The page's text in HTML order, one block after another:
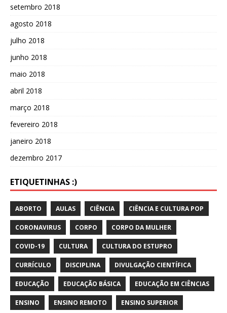
setembro 2018
agosto 2018
julho 2018
junho 2018
maio 2018
abril 2018
março 2018
fevereiro 2018
janeiro 2018
dezembro 2017
ETIQUETINHAS :)
ABORTO AULAS CIÊNCIA CIÊNCIA E CULTURA POP
CORONAVIRUS CORPO CORPO DA MULHER
COVID-19 CULTURA CULTURA DO ESTUPRO
CURRÍCULO DISCIPLINA DIVULGAÇÃO CIENTÍFICA
EDUCAÇÃO EDUCAÇÃO BÁSICA EDUCAÇÃO EM CIÊNCIAS
ENSINO ENSINO REMOTO ENSINO SUPERIOR